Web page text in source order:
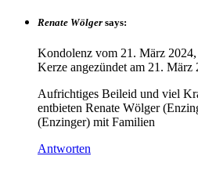
Renate Wölger says:
Kondolenz vom 21. März 2024,
Kerze angezündet am 21. März
Aufrichtiges Beileid und viel
entbieten Renate Wölger
(Enzinger) mit Familien
Antworten